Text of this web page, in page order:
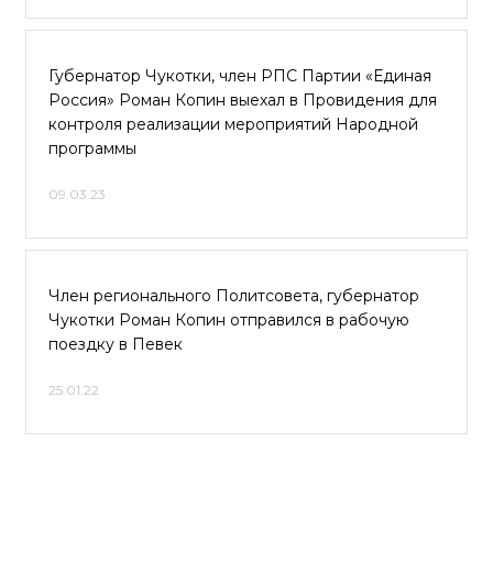
Губернатор Чукотки, член РПС Партии «Единая
Россия» Роман Копин выехал в Провидения для
контроля реализации мероприятий Народной
программы
09.03.23
Член регионального Политсовета, губернатор
Чукотки Роман Копин отправился в рабочую
поездку в Певек
25.01.22